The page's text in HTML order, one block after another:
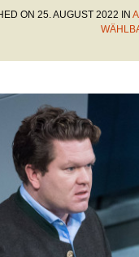
ON 25. AUGUST 2022 IN